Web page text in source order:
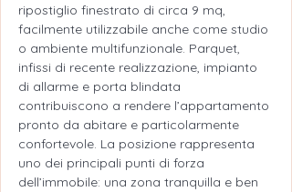
ripostiglio finestrato di circa 9 mq,
facilmente utilizzabile anche come studio
o ambiente multifunzionale. Parquet,
infissi di recente realizzazione, impianto
di allarme e porta blindata
contribuiscono a rendere l’appartamento
pronto da abitare e particolarmente
confortevole. La posizione rappresenta
uno dei principali punti di forza
dell’immobile: una zona tranquilla e ben